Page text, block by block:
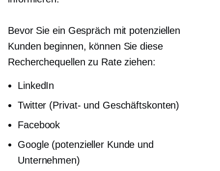
Bevor Sie ein Gespräch mit potenziellen
Kunden beginnen, können Sie diese
Recherchequellen zu Rate ziehen:
LinkedIn
Twitter (Privat- und Geschäftskonten)
Facebook
Google (potenzieller Kunde und
Unternehmen)